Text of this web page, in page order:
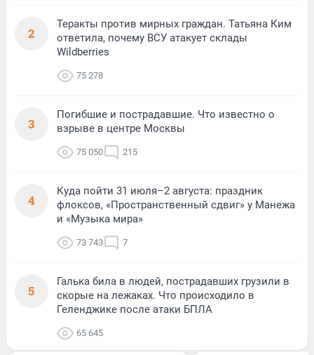
2
Теракты против мирных граждан. Татьяна Ким
ответила, почему ВСУ атакует склады
Wildberries
75 278
3
Погибшие и пострадавшие. Что известно о
взрыве в центре Москвы
75 050 215
4
Куда пойти 31 июля–2 августа: праздник
флоксов, «Пространственный сдвиг» у Манежа
и «Музыка мира»
73 743 7
5
Галька била в людей, пострадавших грузили в
скорые на лежаках. Что происходило в
Геленджике после атаки БПЛА
65 645